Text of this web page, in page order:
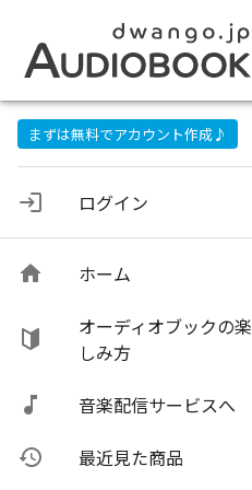
まずは無料でアカウント作成♪
ログイン
ホーム
オーディオブックの楽
しみ方
音楽配信サービスへ
最近見た商品